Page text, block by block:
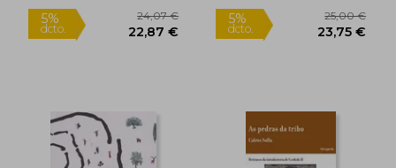
Rápido